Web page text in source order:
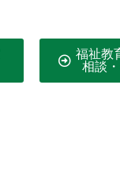
福祉教
相談